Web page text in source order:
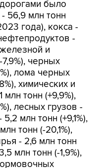
года), кокса -
-
и
черных
лома черных
химических и
тонн (+9,9%),
лесных грузов -
млн тонн (+9,1%),
тонн (-20,1%),
- 2,6 млн тонн
млн тонн (-1,9%),
остальных, в